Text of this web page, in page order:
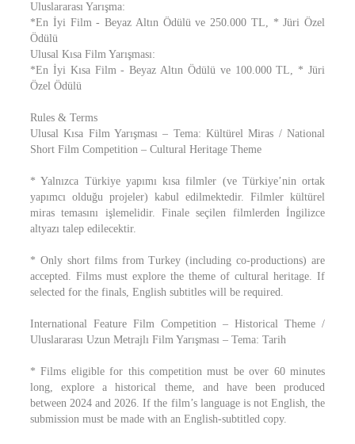
Uluslararası Yarışma:
*En İyi Film - Beyaz Altın Ödülü ve 250.000 TL, * Jüri Özel
Ödülü
Ulusal Kısa Film Yarışması:
*En İyi Kısa Film - Beyaz Altın Ödülü ve 100.000 TL, * Jüri
Özel Ödülü
Rules & Terms
Ulusal Kısa Film Yarışması – Tema: Kültürel Miras / National
Short Film Competition – Cultural Heritage Theme
* Yalnızca Türkiye yapımı kısa filmler (ve Türkiye’nin ortak
yapımcı olduğu projeler) kabul edilmektedir. Filmler kültürel
miras temasını işlemelidir. Finale seçilen filmlerden İngilizce
altyazı talep edilecektir.
* Only short films from Turkey (including co-productions) are
accepted. Films must explore the theme of cultural heritage. If
selected for the finals, English subtitles will be required.
International Feature Film Competition – Historical Theme /
Uluslararası Uzun Metrajlı Film Yarışması – Tema: Tarih
* Films eligible for this competition must be over 60 minutes
long, explore a historical theme, and have been produced
between 2024 and 2026. If the film’s language is not English, the
submission must be made with an English-subtitled copy.